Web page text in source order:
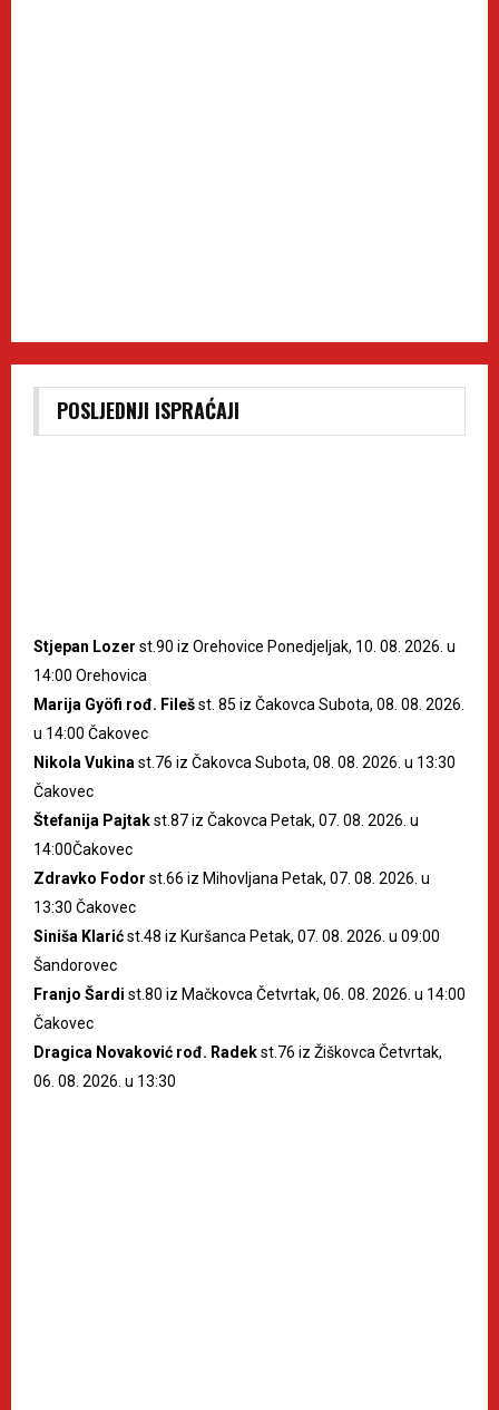
POSLJEDNJI ISPRAĆAJI
Stjepan Lozer st.90 iz Orehovice Ponedjeljak, 10. 08. 2026. u
14:00 Orehovica
Marija Gyöfi rođ. Filešst. 85 iz Čakovca Subota, 08. 08. 2026.
u 14:00 Čakovec
Nikola Vukina st.76 iz Čakovca Subota, 08. 08. 2026. u 13:30
Čakovec
Štefanija Pajtakst.87 iz Čakovca Petak, 07. 08. 2026. u
14:00Čakovec
Zdravko Fodor st.66 iz Mihovljana Petak, 07. 08. 2026. u
13:30 Čakovec
Siniša Klarićst.48 iz Kuršanca Petak, 07. 08. 2026. u 09:00
Šandorovec
Franjo Šardi st.80 iz Mačkovca Četvrtak, 06. 08. 2026. u 14:00
Čakovec
Dragica Novaković rođ. Radekst.76 iz Žiškovca Četvrtak,
06. 08. 2026. u 13:30